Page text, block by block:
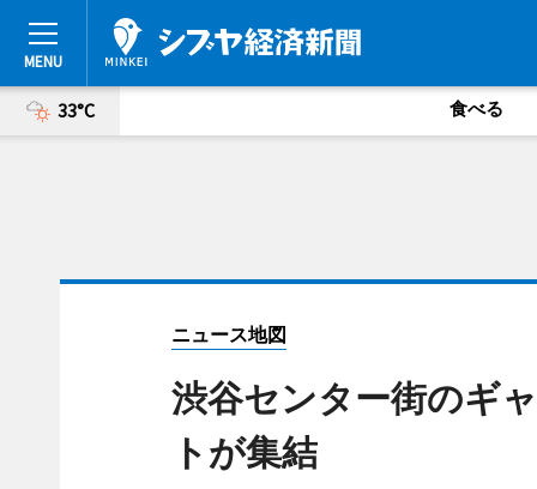
33°C 食べる
ニュース地図
渋谷センター街のギ
トが集結